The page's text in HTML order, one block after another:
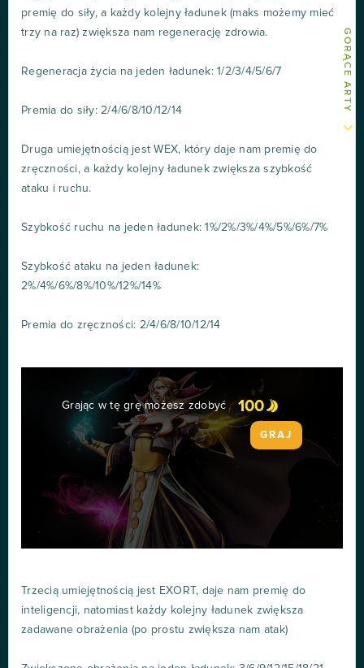
GORĄCE ARTY
premię do siły, a każdy kolejny ładunek (maks możemy mieć
trzy na raz) zwiększa nam regenerację zdrowia.
Regeneracja życia na jeden ładunek: 1/2/3/4/5/6/7
Premia do siły: 2/4/6/8/10/12/14
Druga umiejętnością jest WEX, który daje nam premię do
zręczności, a każdy kolejny ładunek zwiększa szybkość
ataku i ruchu.
Szybkość ruchu na jeden ładunek: 1%/2%/3%/4%/5%/6%/7%
Szybkość ataku na jeden ładunek:
2%/4%/6%/8%/10%/12%/14%
Premia do zręczności: 2/4/6/8/10/12/14
Grając w tę grę możesz zdobyć 100
GRAJ
Trzecią umiejętnością jest EXORT, daje nam premię do
inteligencji, natomiast każdy kolejny ładunek zwiększa
zadawane obrażenia (po prostu zwiększa nam atak)